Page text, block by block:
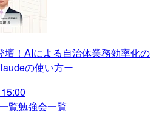
壇！AIによる自治体業務効率化の
の使い方ー
覧勉強会一覧